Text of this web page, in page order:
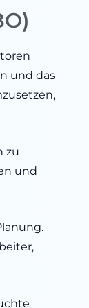
und das
zu
und